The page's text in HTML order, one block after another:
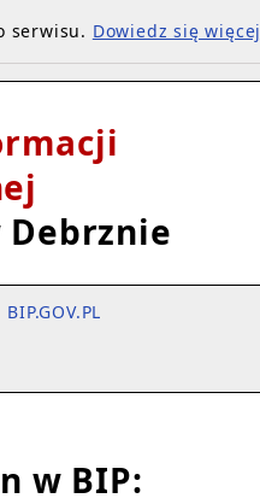
BIP.GOV.PL
w BIP:
serwisu. Dowiedz się więcej